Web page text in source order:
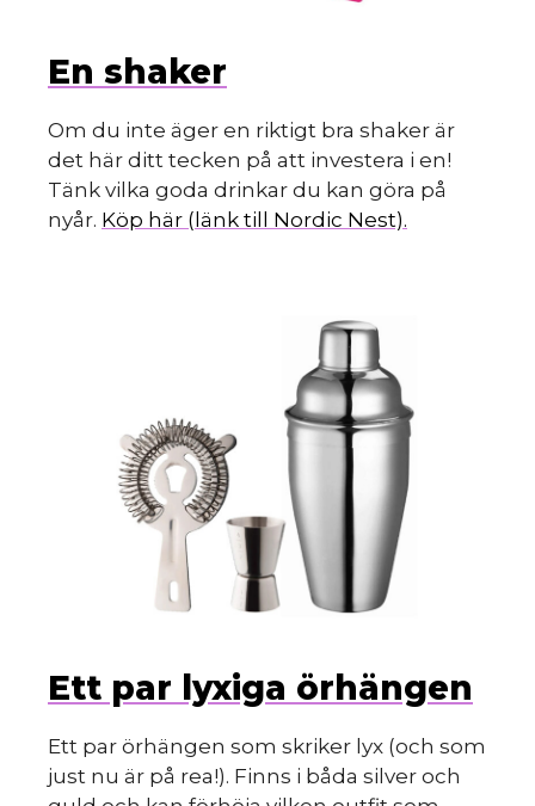
En shaker
Om du inte äger en riktigt bra shaker är
det här ditt tecken på att investera i en!
Tänk vilka goda drinkar du kan göra på
nyår. Köp här (länk till Nordic Nest).
Ett par lyxiga örhängen
Ett par örhängen som skriker lyx (och som
just nu är på rea!). Finns i båda silver och